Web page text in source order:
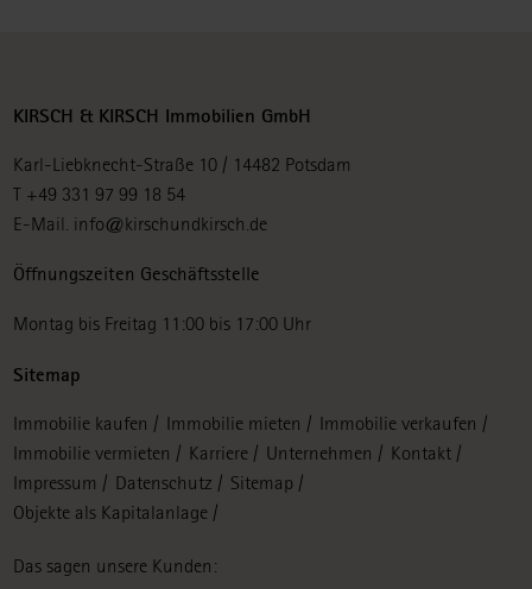
KIRSCH & KIRSCH Immobilien GmbH
Karl-Liebknecht-Straße 10 / 14482 Potsdam
T +49 331 97 99 18 54
E-Mail. info@kirschundkirsch.de
Öffnungszeiten Geschäftsstelle
Montag bis Freitag 11:00 bis 17:00 Uhr
Sitemap
Navigation
überspringen
Immobilie kaufen Immobilie mieten
Immobilie verkaufen
Immobilie vermieten
Karriere Unternehmen
Kontakt
Impressum
Datenschutz
Sitemap
Objekte als Kapitalanlage
Das sagen unsere Kunden: